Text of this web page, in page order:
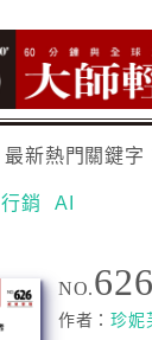
最新熱門關鍵字
行銷 AI
NO.626
作者：珍妮